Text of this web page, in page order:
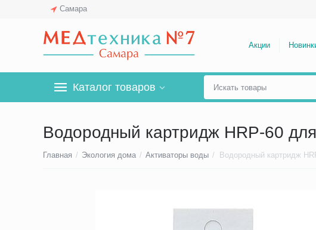
Самара
Акции
Каталог товаров
Водородный картридж HRP-60
Главная / Экология дома / Активаторы воды /